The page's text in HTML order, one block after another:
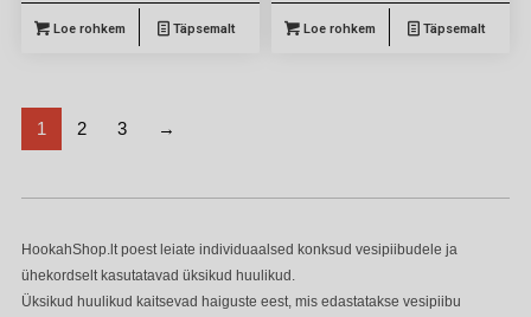
Loe rohkem Täpsemalt Loe rohkem Täpsemalt
1 2 3 →
HookahShop.lt poest leiate individuaalsed konksud vesipiibudele ja
ühekordselt kasutatavad üksikud huulikud.
Üksikud huulikud kaitsevad haiguste eest, mis edastatakse vesipiibu